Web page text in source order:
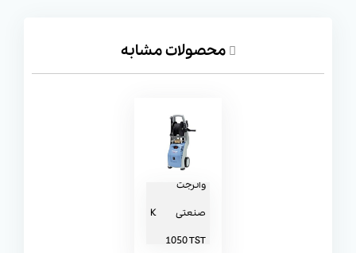
کرنزله X 8-150 TST با سرعت 1400 دور در دقیقه کار
می‌کند. این سرعت پایین‌ نسبت به موتورهای پرسرعت،
است که برای از بین بردن چربی‌ها و آلودگی‌های سرسخت
تجهیزات و قابلیت‌ها:
محصولات مشابه
واترجت
صنعتی K
1050 TST